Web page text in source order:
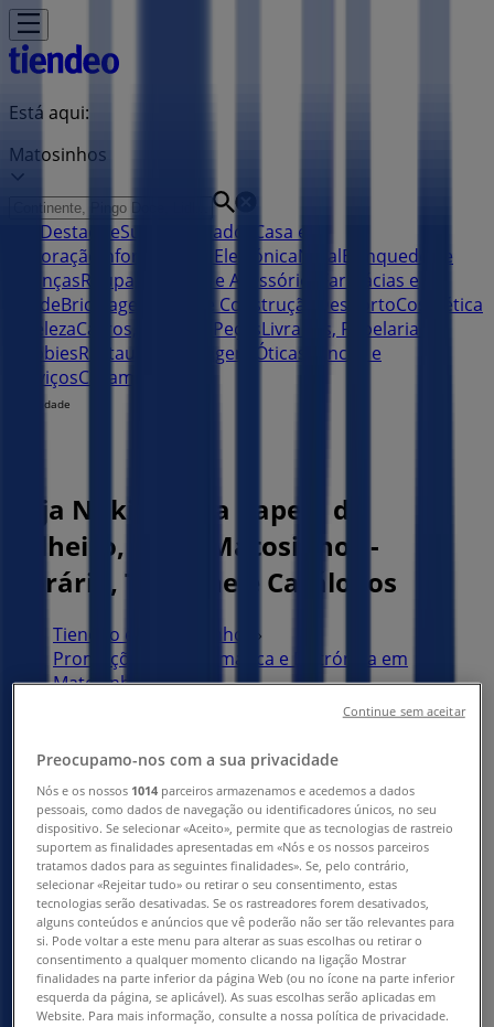
Está aqui:
Matosinhos
Em DestaqueSupermercados
Casa e
Decoração
Informática e EletrónicaNatalBrinquedos e
CriançasRoupa, Sapatos e Acessórios
Farmácias e
SaúdeBricolage, Jardim e Construção DesportoCosmética
e BelezaCarros, Motos e PeçasLivrarias, Papelaria e
HobbiesRestaurantes Viagens Óticas
Bancos e
ServiçosCasamentos
Publicidade
Loja Nokia | Rua Capela do
Telheiro, Nº70, Matosinhos -
Horário, Telefone e Catálogos
Tiendeo em Matosinhos
»
Promoções de Informática e Eletrónica em
Matosinhos»
Nokia | Rua Capela do Telheiro, Nº70
Mapa
229059430
Mapa
229059430
Estamos quase a publicar ofertas de Nokia
Publicidade
Preocupamo-nos com a sua privacidade
Nós e os nossos 1014 parceiros armazenamos e acedemos a dados
pessoais, como dados de navegação ou identificadores únicos, no seu
dispositivo. Se selecionar «Aceito», permite que as tecnologias de rastreio
suportem as finalidades apresentadas em «Nós e os nossos parceiros
tratamos dados para as seguintes finalidades». Se, pelo contrário,
selecionar «Rejeitar tudo» ou retirar o seu consentimento, estas
tecnologias serão desativadas. Se os rastreadores forem desativados,
alguns conteúdos e anúncios que vê poderão não ser tão relevantes para
si. Pode voltar a este menu para alterar as suas escolhas ou retirar o
consentimento a qualquer momento clicando na ligação Mostrar
finalidades na parte inferior da página Web (ou no ícone na parte inferior
esquerda da página, se aplicável). As suas escolhas serão aplicadas em
Website. Para mais informação, consulte a nossa política de privacidade.
Continue sem aceitar